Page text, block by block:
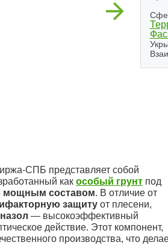
Next
СПБ представляет собой
как особый грунт под
мощным составом. В отличие от
защиту от плесени,
— высокоэффективный
действие. Этот компонент,
производства, что